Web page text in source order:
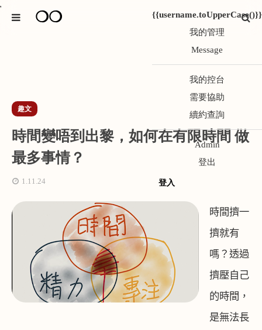
❍❍
{{username.toUpperCase()}}
我的管理
Message
我的控台
需要協助
續約查詢
Admin
登出
登入
趣文
時間變唔到出黎，如何在有限時間 做
最多事情？
1.11.24
時間擠一
擠就有
嗎？透過
擠壓自己
的時間，
是無法長